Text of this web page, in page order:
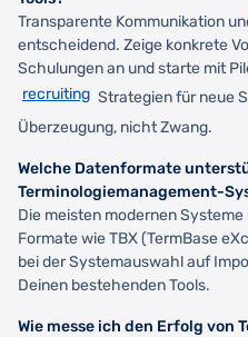
Transparente Kommunikation
entscheidend. Zeige konkrete
Schulungen an und starte mit
recruiting Strategien für neue
Überzeugung, nicht Zwang.
Welche Datenformate
Terminologiemanagement-
Die meisten modernen
Formate wie TBX (TermBase
bei der Systemauswahl auf
Deinen bestehenden Tools.
Wie messe ich den Erfolg von